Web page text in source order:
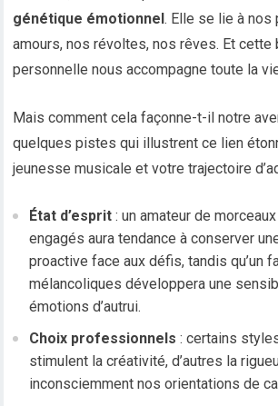
génétique émotionnel. Elle se lie à nos
amours, nos révoltes, nos rêves. Et cette
personnelle nous accompagne toute la
Mais comment cela façonne-t-il notre
quelques pistes qui illustrent ce lien
jeunesse musicale et votre trajectoire
État d’esprit : un amateur de
engagés aura tendance à conserver
proactive face aux défis, tandis qu’un
mélancoliques développera une
émotions d’autrui.
Choix professionnels : certains
stimulent la créativité, d’autres la
inconsciemment nos orientations de